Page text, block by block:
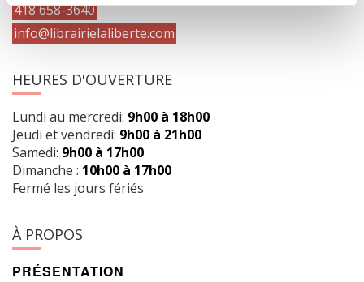
418 658-3640
info@librairielaliberte.com
HEURES D'OUVERTURE
Lundi au mercredi: 9h00 à 18h00
Jeudi et vendredi: 9h00 à 21h00
Samedi: 9h00 à 17h00
Dimanche : 10h00 à 17h00
Fermé les jours fériés
À PROPOS
PRÉSENTATION